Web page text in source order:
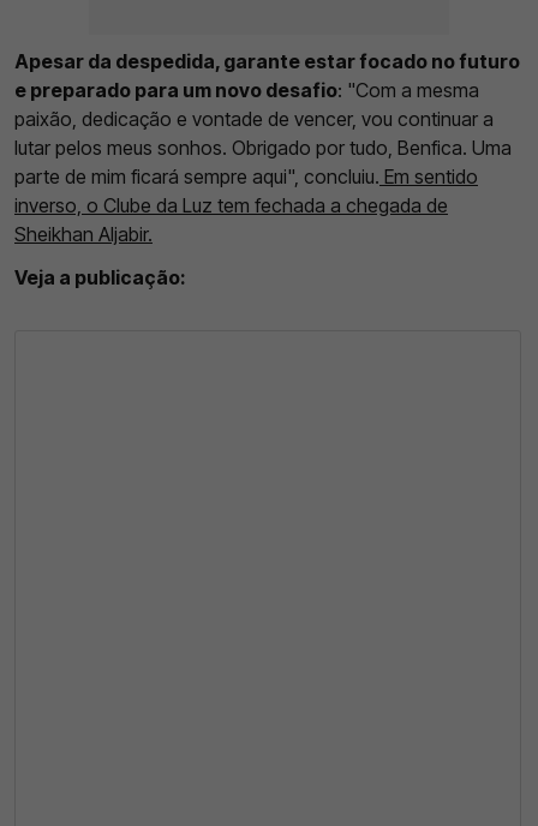
Apesar da despedida, garante estar focado no futuro
e preparado para um novo desafio: "Com a mesma
paixão, dedicação e vontade de vencer, vou continuar a
lutar pelos meus sonhos. Obrigado por tudo, Benfica. Uma
parte de mim ficará sempre aqui", concluiu. Em sentido
inverso, o Clube da Luz tem fechada a chegada de
Sheikhan Aljabir.
Veja a publicação: